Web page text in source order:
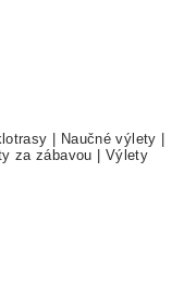
| Naučné výlety |
za zábavou | Výlety